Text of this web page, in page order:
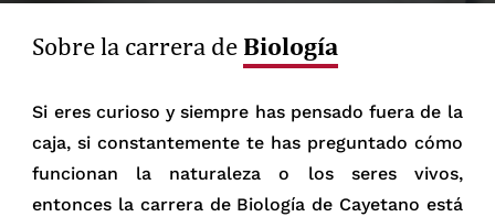
Sobre la carrera de Biología
Si eres curioso y siempre has pensado fuera de la
caja, si constantemente te has preguntado cómo
funcionan la naturaleza o los seres vivos,
entonces la carrera de Biología de Cayetano está